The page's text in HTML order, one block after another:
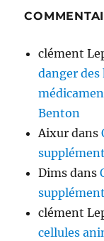
clément
danger des
Benton
Aixur dans
Dims dans
clément
cellules